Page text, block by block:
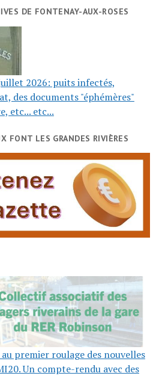
DE FONTENAY-AUX-ROSES
2026: puits infectés,
des documents "éphémères"
etc... etc...
FONT LES GRANDES RIVIÈRES
au premier roulage des nouvelles
Un compte-rendu avec des